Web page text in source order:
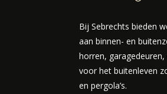
Bij Sebrechts bieden
aan binnen- en
horren,
voor het buitenleven
en pergola’s.